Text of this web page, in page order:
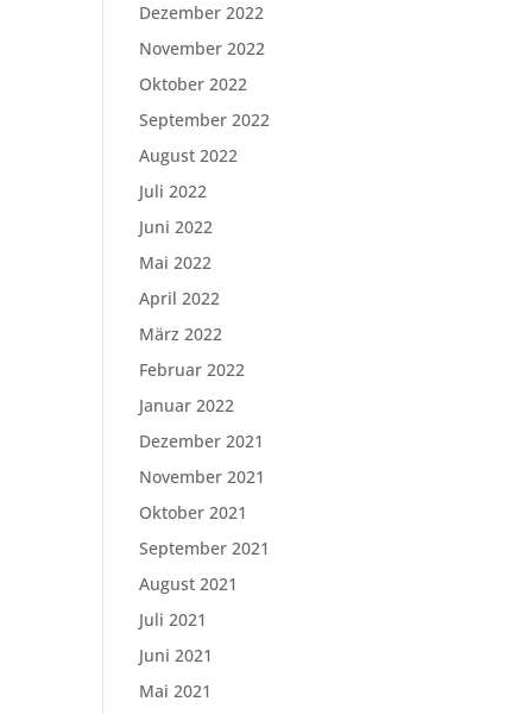
Dezember 2022
November 2022
Oktober 2022
September 2022
August 2022
Juli 2022
Juni 2022
Mai 2022
April 2022
März 2022
Februar 2022
Januar 2022
Dezember 2021
November 2021
Oktober 2021
September 2021
August 2021
Juli 2021
Juni 2021
Mai 2021